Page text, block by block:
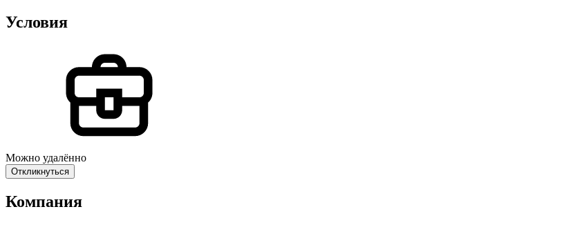
Условия
Можно удалённо
Откликнуться
Компания